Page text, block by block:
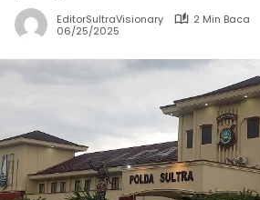
EditorSultraVisionary
2 Min Baca
06/25/2025